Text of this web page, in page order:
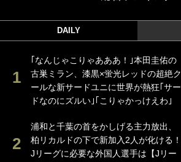
DAILY
｢なんじゃこりゃあああ！｣本田圭佑の
古巣ミラン、漆黒×蛍光レッドの超絶ク
ールな新サードユニに世界が熱狂｢サー
ドなのにズルい｣｢こりゃかっけえわ｣
浦和と千葉の首をかしげる主力放出、
柏リカルドの下で新加入2人が化ける！
Jリーグに必要な外国人選手は【Jリー